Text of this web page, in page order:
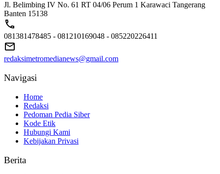
Jl. Belimbing IV No. 61 RT 04/06 Perum 1 Karawaci Tangerang
Banten 15138
081381478485 - 081210169048 - 085220226411
redaksimetromedianews@gmail.com
Navigasi
Home
Redaksi
Pedoman Pedia Siber
Kode Etik
Hubungi Kami
Kebijakan Privasi
Berita